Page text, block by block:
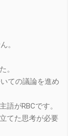
。
。
ての議論を進め
語がRBCです。
てた思考が必要